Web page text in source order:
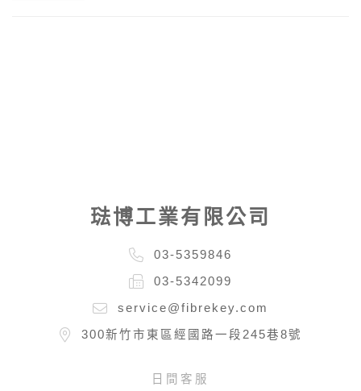
琺博工業有限公司
03-5359846
03-5342099
service@fibrekey.com
300新竹市東區經國路一段245巷8號
日間客服